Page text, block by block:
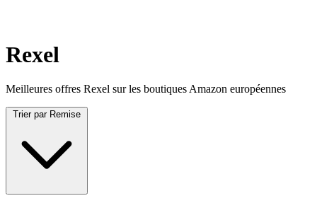
Rexel
Meilleures offres Rexel sur les boutiques Amazon européennes
Trier par Remise